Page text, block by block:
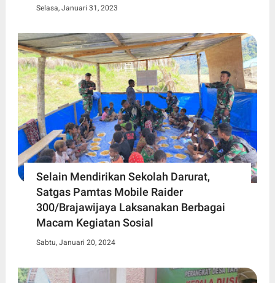
Selasa, Januari 31, 2023
Selain Mendirikan Sekolah Darurat,
Satgas Pamtas Mobile Raider
300/Brajawijaya Laksanakan Berbagai
Macam Kegiatan Sosial
Sabtu, Januari 20, 2024